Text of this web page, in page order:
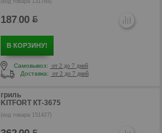
(код товара 131764)
187.00
В КОРЗИНУ!
Самовывоз:
от 2 до 7 дней
Доставка:
от 2 до 7 дней
гриль
KITFORT КТ-3675
(код товара 151427)